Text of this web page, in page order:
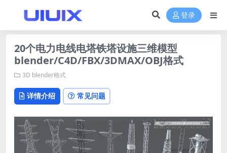
登录
20个电力电线电塔铁塔设施三维模型
blender/C4D/FBX/3DMAX/OBJ格式
3D blender格式
详情介绍 常见问题